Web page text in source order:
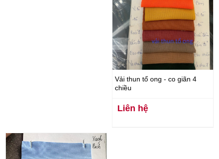
Vải thun tổ ong - co giãn 4
chiều
Liên hệ